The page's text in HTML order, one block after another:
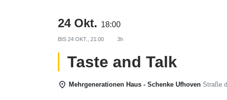
24 Okt. 18:00
BIS 24 OKT., 21:00 3h
Taste and Talk
Mehrgenerationen Haus - Schenke Ufhoven Straße